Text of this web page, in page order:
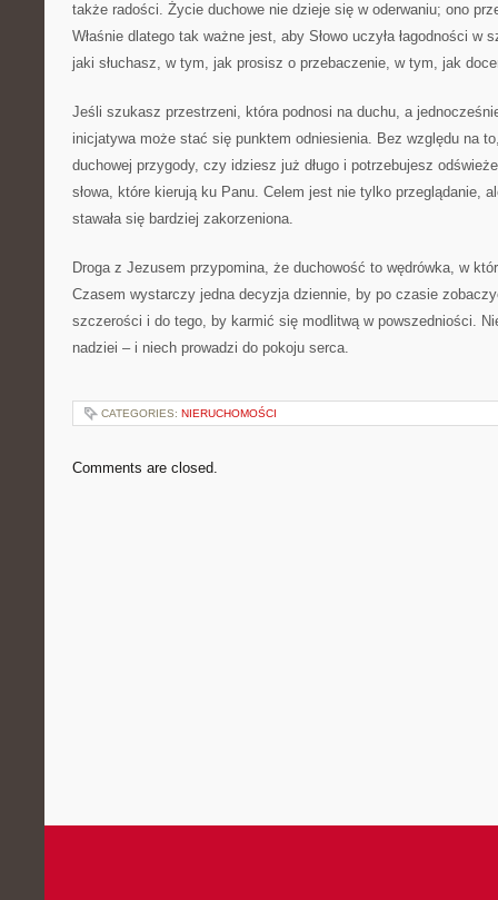
także radości. Życie duchowe nie dzieje się w oderwaniu; ono
Właśnie dlatego tak ważne jest, aby Słowo uczyła łagodności w
jaki słuchasz, w tym, jak prosisz o przebaczenie, w tym, jak
Jeśli szukasz przestrzeni, która podnosi na duchu, a
inicjatywa może stać się punktem odniesienia. Bez względu na
duchowej przygody, czy idziesz już długo i potrzebujesz
słowa, które kierują ku Panu. Celem jest nie tylko przeglądanie,
stawała się bardziej zakorzeniona.
Droga z Jezusem przypomina, że duchowość to wędrówka, w
Czasem wystarczy jedna decyzja dziennie, by po czasie
szczerości i do tego, by karmić się modlitwą w powszedniości.
nadziei – i niech prowadzi do pokoju serca.
CATEGORIES: NIERUCHOMOŚCI
Comments are closed.